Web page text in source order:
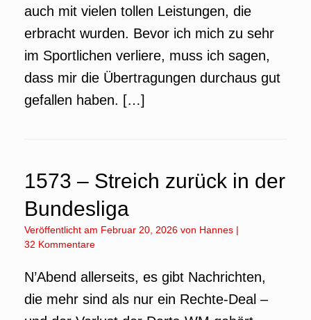
auch mit vielen tollen Leistungen, die
erbracht wurden. Bevor ich mich zu sehr
im Sportlichen verliere, muss ich sagen,
dass mir die Übertragungen durchaus gut
gefallen haben. […]
1573 – Streich zurück in der
Bundesliga
Veröffentlicht am Februar 20, 2026 von Hannes |
32 Kommentare
N’Abend allerseits, es gibt Nachrichten,
die mehr sind als nur ein Rechte-Deal –